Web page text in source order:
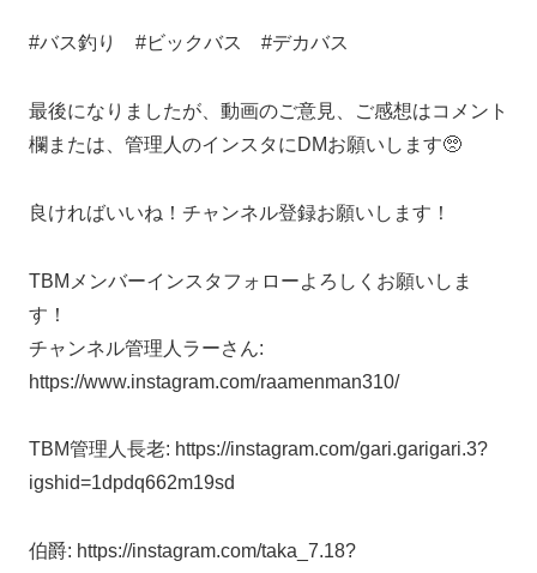
#バス釣り #ビックバス #デカバス
最後になりましたが、動画のご意見、ご感想はコメント
欄または、管理人のインスタにDMお願いします🥺
良ければいいね！チャンネル登録お願いします！
TBMメンバーインスタフォローよろしくお願いしま
す！
チャンネル管理人ラーさん:
https://www.instagram.com/raamenman310/
TBM管理人長老: https://instagram.com/gari.garigari.3?
igshid=1dpdq662m19sd
伯爵: https://instagram.com/taka_7.18?